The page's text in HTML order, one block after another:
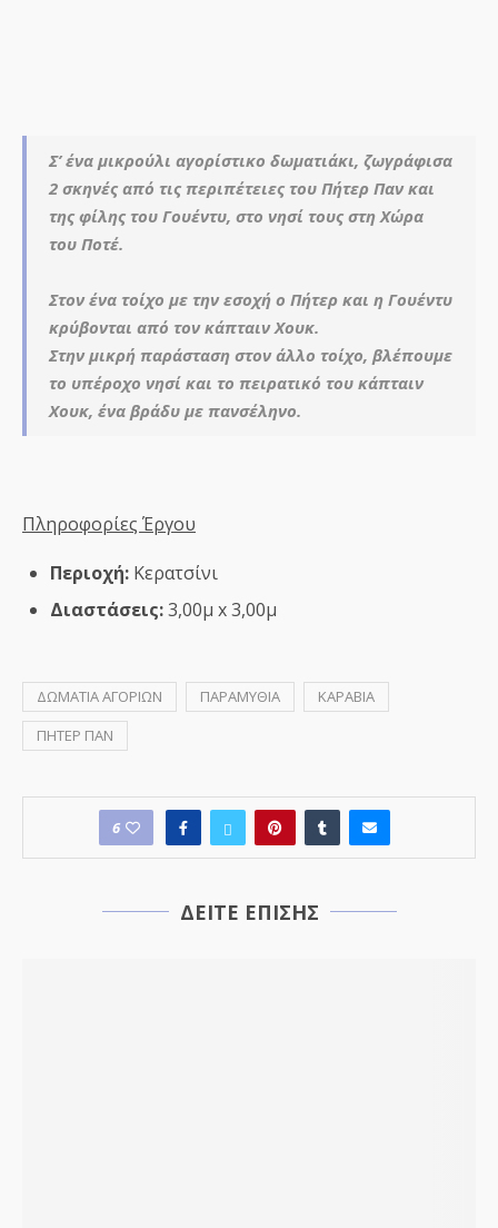
Σ’ ένα μικρούλι αγορίστικο δωματιάκι, ζωγράφισα
2 σκηνές από τις περιπέτειες του Πήτερ Παν και
της φίλης του Γουέντυ, στο νησί τους στη Χώρα
του Ποτέ.
Στον ένα τοίχο με την εσοχή ο Πήτερ και η Γουέντυ
κρύβονται από τον κάπταιν Χουκ.
Στην μικρή παράσταση στον άλλο τοίχο, βλέπουμε
το υπέροχο νησί και το πειρατικό του κάπταιν
Χουκ, ένα βράδυ με πανσέληνο.
Πληροφορίες Έργου
Περιοχή: Κερατσίνι
Διαστάσεις:3,00μ x 3,00μ
ΔΩΜΑΤΙΑ ΑΓΟΡΙΩΝ ΠΑΡΑΜΥΘΙΑ
ΚΑΡΑΒΙΑ
ΠΗΤΕΡ ΠΑΝ
6
ΔΕΙΤΕ ΕΠΙΣΗΣ